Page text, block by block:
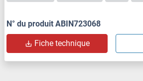
N° du produit ABIN723068
Fiche technique